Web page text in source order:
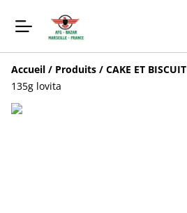
Accueil / Produits / CAKE ET BISCUIT
135g lovita